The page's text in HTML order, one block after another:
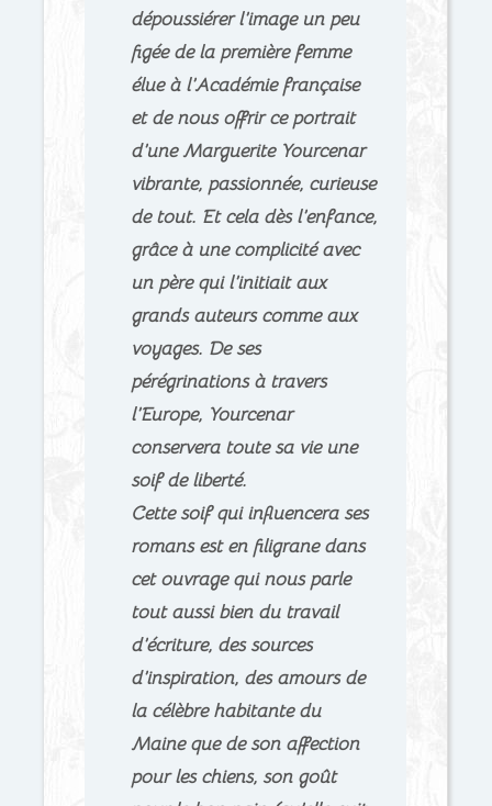
dépoussiérer l’image un peu
figée de la première femme
élue à l’Académie française
et de nous offrir ce portrait
d’une Marguerite Yourcenar
vibrante, passionnée, curieuse
de tout. Et cela dès l’enfance,
grâce à une complicité avec
un père qui l’initiait aux
grands auteurs comme aux
voyages. De ses
pérégrinations à travers
l’Europe, Yourcenar
conservera toute sa vie une
soif de liberté.
Cette soif qui influencera ses
romans est en filigrane dans
cet ouvrage qui nous parle
tout aussi bien du travail
d’écriture, des sources
d’inspiration, des amours de
la célèbre habitante du
Maine que de son affection
pour les chiens, son goût